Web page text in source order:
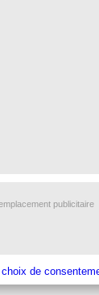
publicitaire
choix de